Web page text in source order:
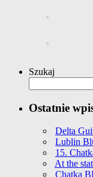
Szukaj
Ostatnie
Delta
Lublin
15.
At the
Chatka